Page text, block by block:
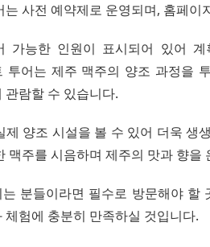
사전 예약제로 운영되며, 홈페이
가능한 인원이 표시되어 있어
투어는 제주 맥주의 양조 과정을
람할 수 있습니다.
제 양조 시설을 볼 수 있어 더욱 생
맥주를 시음하며 제주의 맛과 향을
분들이라면 필수로 방문해야 할
험에 충분히 만족하실 것입니다.